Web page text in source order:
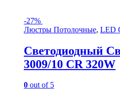
-27%
Люстры Потолочные, LED
Светодиодный
3009/10 CR 320W
0 out of 5